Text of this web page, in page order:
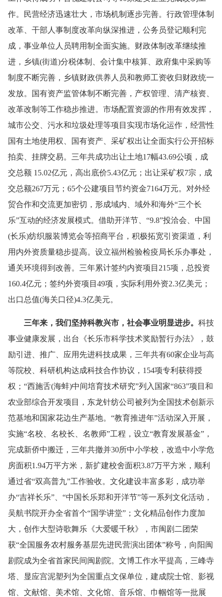
作。民营经济迅速壮大，市场机制逐步完善。行政管理体制
改革、干部人事制度改革向纵深推进，公务员登记顺利完
成，事业单位人员聘用制全面实施。财政体制改革继续推
进，乡镇(街道)分税体制、会计集中核算、政府集中采购等
制度不断完善，乡镇财政供养人员和教师工资收归财政统一
发放。国有资产监管体制不断完善，产权管理、清产核资、
改革改制等工作稳步推进。市场配置资源的作用有效发挥，
城市公交、污水和垃圾处理等项目实现市场化运作，经营性
国有土地使用权、国有资产、采矿权出让全面实行公开招标
拍卖、挂牌交易。三年共成功出让土地17幅43.69公顷 ，成
交总额 15.02亿元，高出底价5.43亿元；出让采矿权7宗，成
交总额267万元； 65个公建项目节约资金7164万元。对外经
贸合作和交流更加密切，形成域内、域外和海外“三个长
乐”互动的经济发展模式。借助开洋节、“9.8”投洽会、中 国
(长乐)纺织服装博览会等招商平台，积极拓宽引资渠道，利
用内外资质量稳步提高。设立福州检验检疫局长乐办事处，
通关环境得到改善。三年累计签约内资项目 215项，总投资
160.4亿元；签约外资项目 49项，实际利用外资2.3亿美元；
出口总值(海关口径)4.3亿美元。
三年来，我们坚持科教兴市，社会事业明显进步。 科技
事业健康发展，出台《长乐市科学技术奖励暂行办法》，鼓
励引进、推广、应用先进科技成果，三年共有60家企业与高
等院校、科研机构达成科技合作协议， 154项专利获得授
权；“西施舌(海蚌)中间培育技术研究”列入国家“863”项目和
农业部综合开发项目，东龙针纺公司被列为全国技术创新示
范基地和国家花边生产基地。“教育推进年”活动深入开展，
实施“名校、名校长、名教师”工程，设立“教育发展基金”，
完成新侨中搬迁，三年共撤并30所中小学校，改造中小学危
房面积1.94万平方米，新扩建校舍面积3.87万平方米，顺利
通过省“双高普九”工作验收。文化建设丰富多彩，成功举
办“吉祥长乐”、“中国长乐郑和开洋节”等一系列文化活动，
吴航书院开办全省首个“国学讲堂”；文化精品创作力度加
大，创作大型诗歌舞乐《大爱暖千秋》，市闽剧二团荣
获“全国服务农村服务基层先进民营演出团体”称号，向阳闽
剧院成为全省首家民间闽剧院。文博工作水平提高，三峰寺
塔、显应宫泥塑列为全国重点文保单位，建成院士馆、影视
馆、文献馆、美术馆、文化馆、音乐馆、巾帼馆等一批展